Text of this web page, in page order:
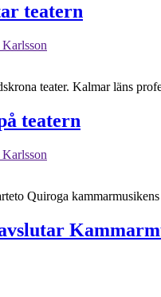
teatern
teater. Kalmar läns
teatern
Quiroga